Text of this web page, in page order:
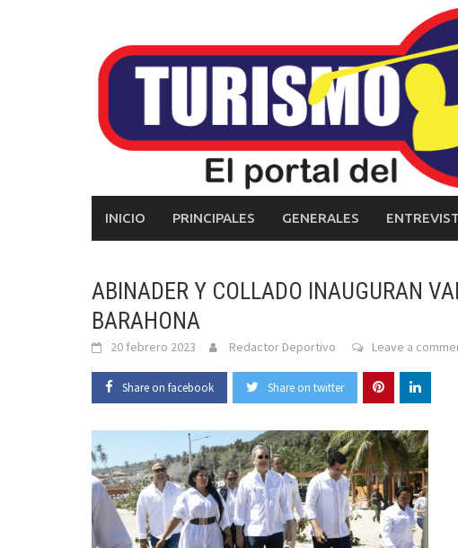
INICIO PRINCIPALES GENERALES
ABINADER Y COLLADO INAUGURAN
BARAHONA
20 febrero 2023 Redactor Deportivo Leave a
Share on facebook Share on twitter